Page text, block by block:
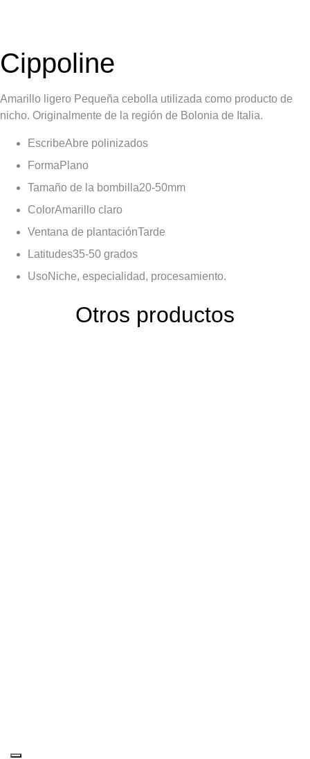
Cippoline
Amarillo ligero Pequeña cebolla utilizada como producto de
nicho. Originalmente de la región de Bolonia de Italia.
EscribeAbre polinizados
Forma Plano
Tamaño de la bombilla20-50mm
ColorAmarillo claro
Ventana de plantaciónTarde
Latitudes35-50 grados
UsoNiche, especialidad, procesamiento.
Otros productos